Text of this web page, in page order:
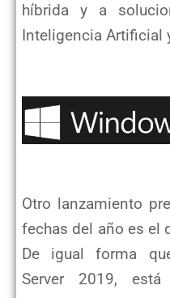
híbrida y a
Inteligencia Artificial
Otro lanzamiento
fechas del año es el
De igual forma
Server 2019,